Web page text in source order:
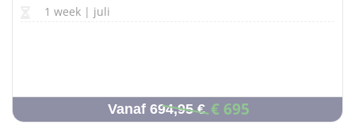
1 week | juli
Vanaf 694,95 € € 695